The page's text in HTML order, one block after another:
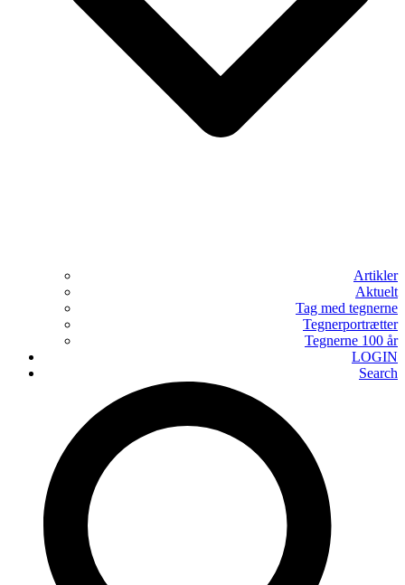
Artikler
Aktuelt
Tag med tegnerne
Tegnerportrætter
Tegnerne 100 år
LOGIN
Search